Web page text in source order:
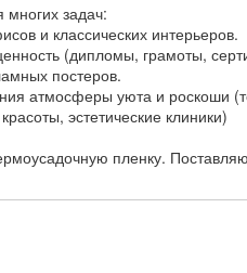
задач:
и классических интерьеров.
(дипломы, грамоты,
постеров.
атмосферы уюта и роскоши
эстетические клиники)
пленку.